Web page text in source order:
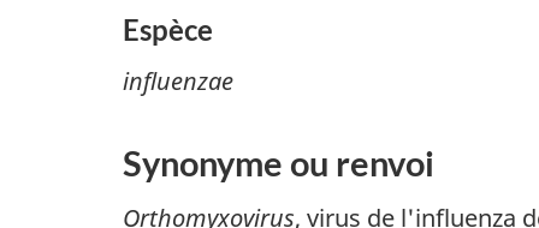
Espèce
influenzae
Synonyme ou renvoi
Orthomyxovirus, virus de l'influenza